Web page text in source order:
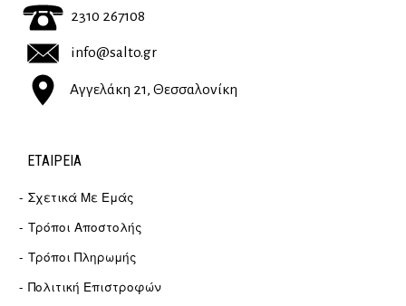
2310 267108
info@salto.gr
Αγγελάκη 21, Θεσσαλονίκη
ΕΤΑΙΡΕΊΑ
Σχετικά Με Εμάς
Τρόποι Αποστολής
Τρόποι Πληρωμής
Πολιτική Επιστροφών